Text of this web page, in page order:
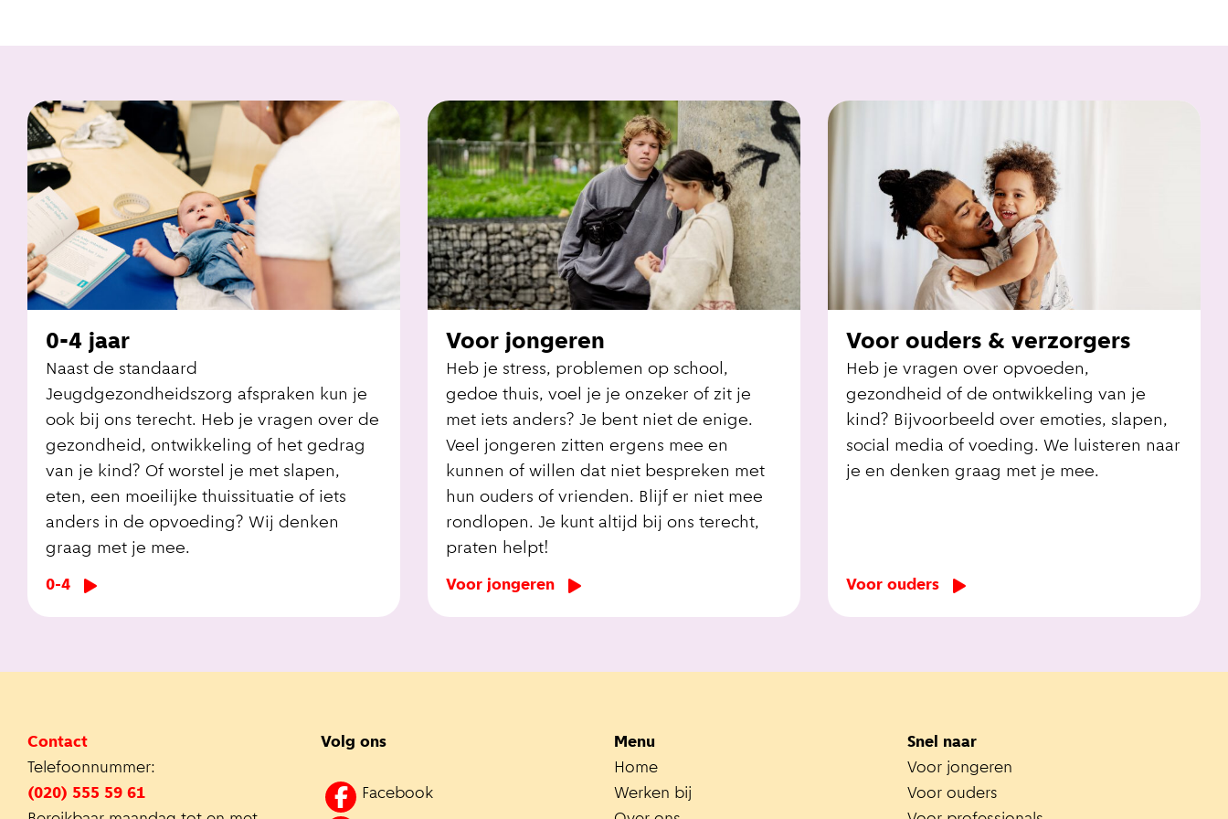
0-4 jaar
Naast de standaard
Jeugdgezondheidszorg afspraken kun je
ook bij ons terecht. Heb je vragen over de
gezondheid, ontwikkeling of het gedrag
van je kind? Of worstel je met slapen,
eten, een moeilijke thuissituatie of iets
anders in de opvoeding? Wij denken
graag met je mee.
0-4
Voor jongeren
Heb je stress, problemen op school,
gedoe thuis, voel je je onzeker of zit je
met iets anders? Je bent niet de enige.
Veel jongeren zitten ergens mee en
kunnen of willen dat niet bespreken met
hun ouders of vrienden. Blijf er niet mee
rondlopen. Je kunt altijd bij ons terecht,
praten helpt!
Voor jongeren
Voor ouders & verzorgers
Heb je vragen over opvoeden,
gezondheid of de ontwikkeling van je
kind? Bijvoorbeeld over emoties, slapen,
social media of voeding. We luisteren naar
je en denken graag met je mee.
Voor ouders
Contact
Telefoonnummer:
(020) 555 59 61
Volg ons
Facebook
Menu
Home
Werken bij
Snel naar
Voor jongeren
Voor ouders